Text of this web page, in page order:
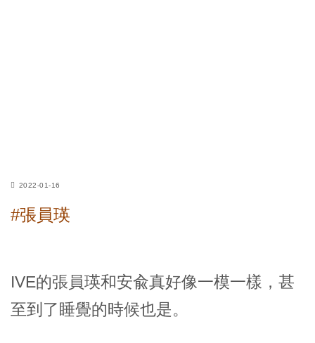
2022-01-16
#張員瑛
IVE的張員瑛和安兪真好像一模一樣，甚
至到了睡覺的時候也是。